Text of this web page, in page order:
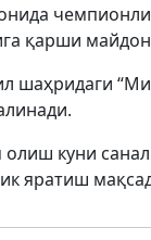
қарши
шаҳридаги
куни
яратиш